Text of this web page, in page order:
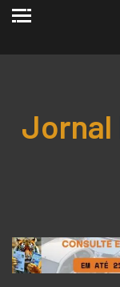
Jornal